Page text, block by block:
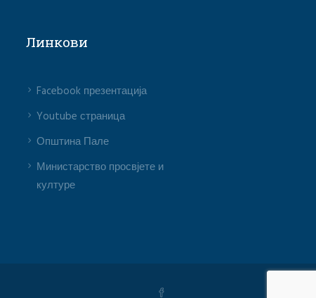
Линкови
Facebook презентација
Youtube страница
Општина Пале
Министарство просвјете и
културе